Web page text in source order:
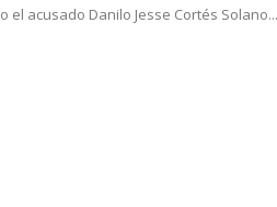
el acusado Danilo Jesse Cortés Solano...